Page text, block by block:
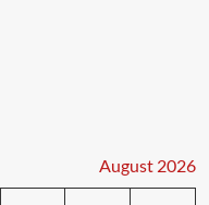
August 2026